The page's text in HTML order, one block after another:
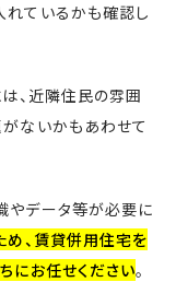
ているかも確認し
、近隣住民の雰囲
ないかもあわせて
やデータ等が必要に
、賃貸併用住宅を
にお任せください。